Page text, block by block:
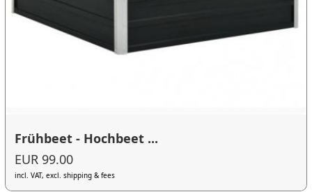
Frühbeet - Hochbeet ...
EUR 99.00
incl. VAT, excl. shipping & fees